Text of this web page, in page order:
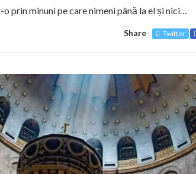
prin minuni pe care nimeni până la el și nici…
Share Twitter